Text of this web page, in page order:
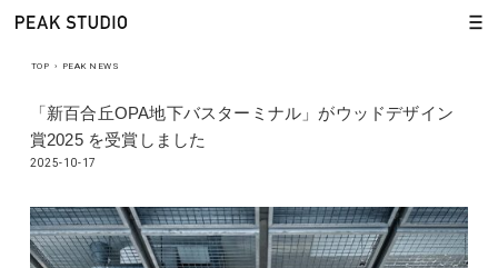
TOP › PEAK NEWS
「新百合丘OPA地下バスターミナル」がウッドデザイン
賞2025 を受賞しました
2025-10-17